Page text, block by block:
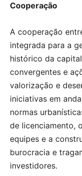
Cooperação
A cooperação
integrada para a
histórico da
convergentes e
valorização e
iniciativas em
normas
de licenciamento,
equipes e a
burocracia e
investidores.